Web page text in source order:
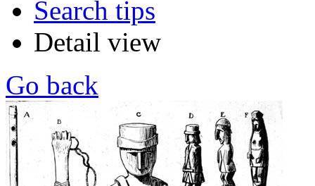
Search tips
Detail view
Go back